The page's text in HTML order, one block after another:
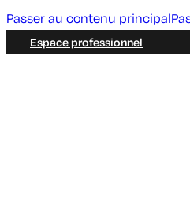
Passer au contenu principal
Espace professionnel